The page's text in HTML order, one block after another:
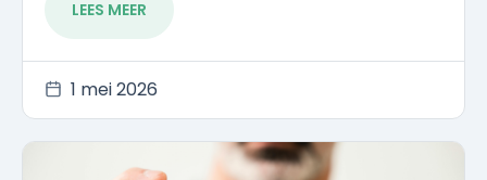
LEES MEER
1 mei 2026